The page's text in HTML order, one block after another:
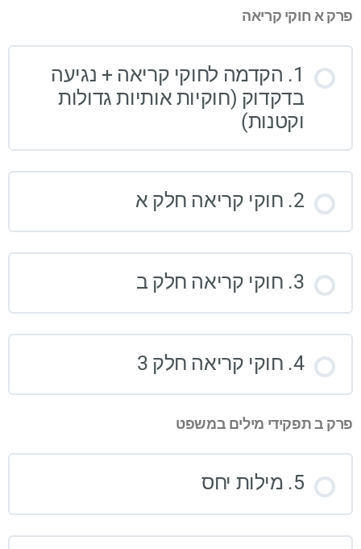
פרק א חוקי קריאה
1. הקדמה לחוקי קריאה + נגיעה
בדקדוק (חוקיות אותיות גדולות
וקטנות)
2. חוקי קריאה חלק א
3. חוקי קריאה חלק ב
4. חוקי קריאה חלק 3
פרק ב תפקידי מילים במשפט
5. מילות יחס